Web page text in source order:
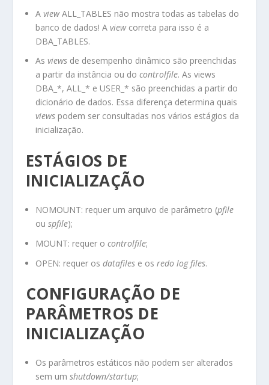
A viewALL_TABLES não mostra todas as tabelas do
banco de dados! A viewcorreta para isso é a
DBA_TABLES.
As viewsde desempenho dinâmico são preenchidas
a partir da instância ou do controlfile. As views
DBA_*, ALL_* e USER_* são preenchidas a partir do
dicionário de dados. Essa diferença determina quais
viewspodem ser consultadas nos vários estágios da
inicialização.
ESTÁGIOS DE
INICIALIZAÇÃO
NOMOUNT: requer um arquivo de parâmetro (pfile
ou spfile);
MOUNT: requer o controlfile;
OPEN: requer os datafilese os redo log files.
CONFIGURAÇÃO DE
PARÂMETROS DE
INICIALIZAÇÃO
Os parâmetros estáticos não podem ser alterados
sem um shutdown/startup;